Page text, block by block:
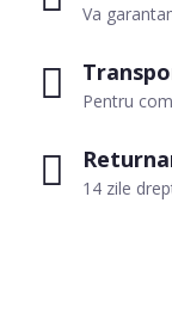
Va
Pentru
14 zile